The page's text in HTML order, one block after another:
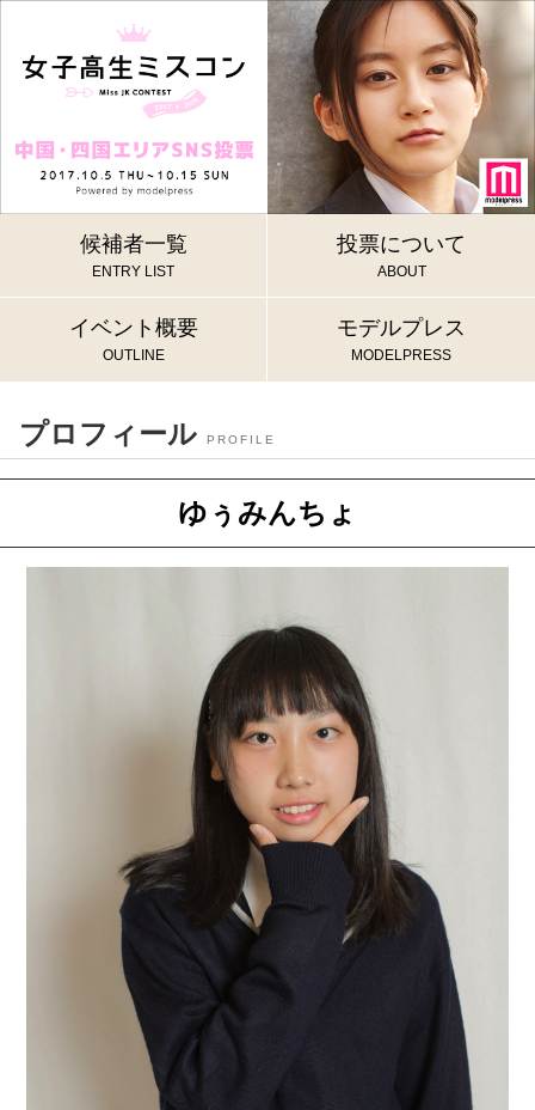
候補者一覧
ENTRY LIST
投票について
ABOUT
イベント概要
OUTLINE
モデルプレス
MODELPRESS
プロフィール PROFILE
ゆぅみんちょ